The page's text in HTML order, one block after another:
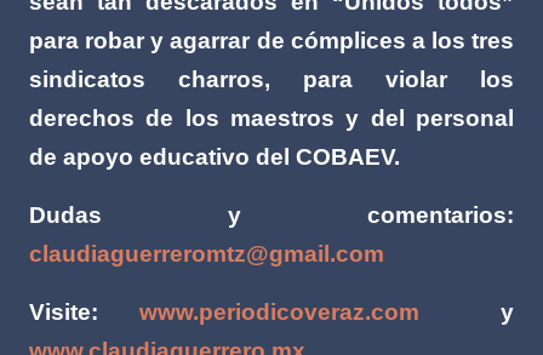
para robar y agarrar de cómplices a los tres
sindicatos charros, para violar los
derechos de los maestros y del personal
de apoyo educativo del COBAEV.
Dudas y comentarios:
claudiaguerreromtz@gmail.com
Visite: www.periodicoveraz.com
y